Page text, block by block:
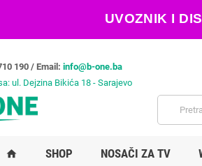
UVOZNIK I
190 / Email: info@b-one.ba
Dejzina Bikića 18 - Sarajevo
home SHOP NOSAČI ZA TV